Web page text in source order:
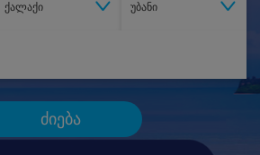
ქალაქი უბანი
ძიება